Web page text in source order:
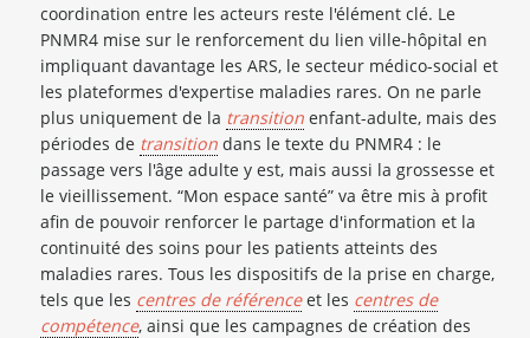
coordination entre les acteurs reste l'élément clé. Le
PNMR4 mise sur le renforcement du lien ville-hôpital en
impliquant davantage les ARS, le secteur médico-social et
les plateformes d'expertise maladies rares. On ne parle
plus uniquement de la transitionenfant-adulte, mais des
périodes de transitiondans le texte du PNMR4 : le
passage vers l'âge adulte y est, mais aussi la grossesse et
le vieillissement. “Mon espace santé” va être mis à profit
afin de pouvoir renforcer le partage d'information et la
continuité des soins pour les patients atteints des
maladies rares. Tous les dispositifs de la prise en charge,
tels que les centres de référenceet les centres de
compétence, ainsi que les campagnes de création des